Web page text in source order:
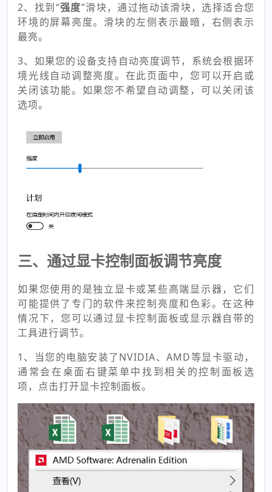
2、找到“强度”滑块，通过拖动该滑块，选择适合您
环境的屏幕亮度。滑块的左侧表示最暗，右侧表示
最亮。
3、如果您的设备支持自动亮度调节，系统会根据环
境光线自动调整亮度。在此页面中，您可以开启或
关闭该功能。如果您不希望自动调整，可以关闭该
选项。
三、通过显卡控制面板调节亮度
如果您使用的是独立显卡或某些高端显示器，它们
可能提供了专门的软件来控制亮度和色彩。在这种
情况下，您可以通过显卡控制面板或显示器自带的
工具进行调节。
1、当您的电脑安装了NVIDIA、AMD等显卡驱动，
通常会在桌面右键菜单中找到相关的控制面板选
项，点击打开显卡控制面板。